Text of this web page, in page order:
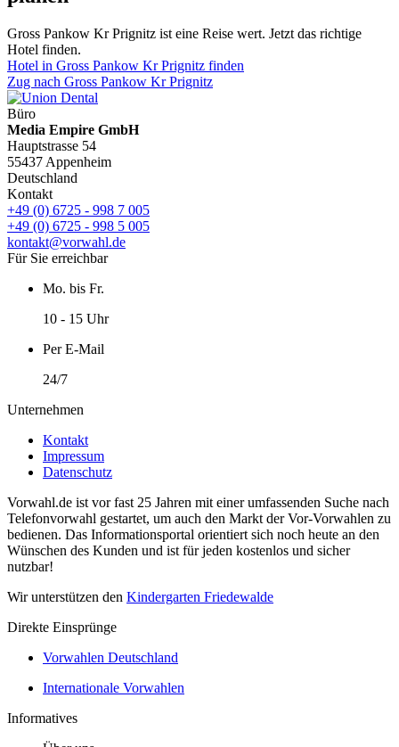
Gross Pankow Kr Prignitz ist eine Reise wert. Jetzt das richtige
Hotel finden.
Hotel in Gross Pankow Kr Prignitz finden
Zug nach Gross Pankow Kr Prignitz
Büro
Media Empire GmbH
Hauptstrasse 54
55437 Appenheim
Deutschland
Kontakt
+49 (0) 6725 - 998 7 005
+49 (0) 6725 - 998 5 005
kontakt@vorwahl.de
Für Sie erreichbar
Mo. bis Fr.
10 - 15 Uhr
Per E-Mail
24/7
Unternehmen
Kontakt
Impressum
Datenschutz
Vorwahl.de ist vor fast 25 Jahren mit einer umfassenden Suche nach
Telefonvorwahl gestartet, um auch den Markt der Vor-Vorwahlen zu
bedienen. Das Informationsportal orientiert sich noch heute an den
Wünschen des Kunden und ist für jeden kostenlos und sicher
nutzbar!
Wir unterstützen den Kindergarten Friedewalde
Direkte Einsprünge
Vorwahlen Deutschland
Internationale Vorwahlen
Informatives